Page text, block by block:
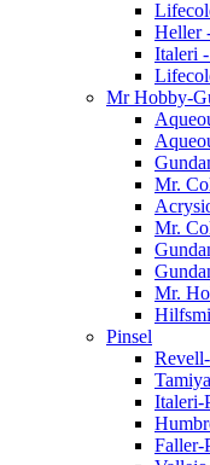
Heller
Italeri
Mr Hobby-
Mr.
Mr.
Mr.
Pinsel
Italeri-
Faller-